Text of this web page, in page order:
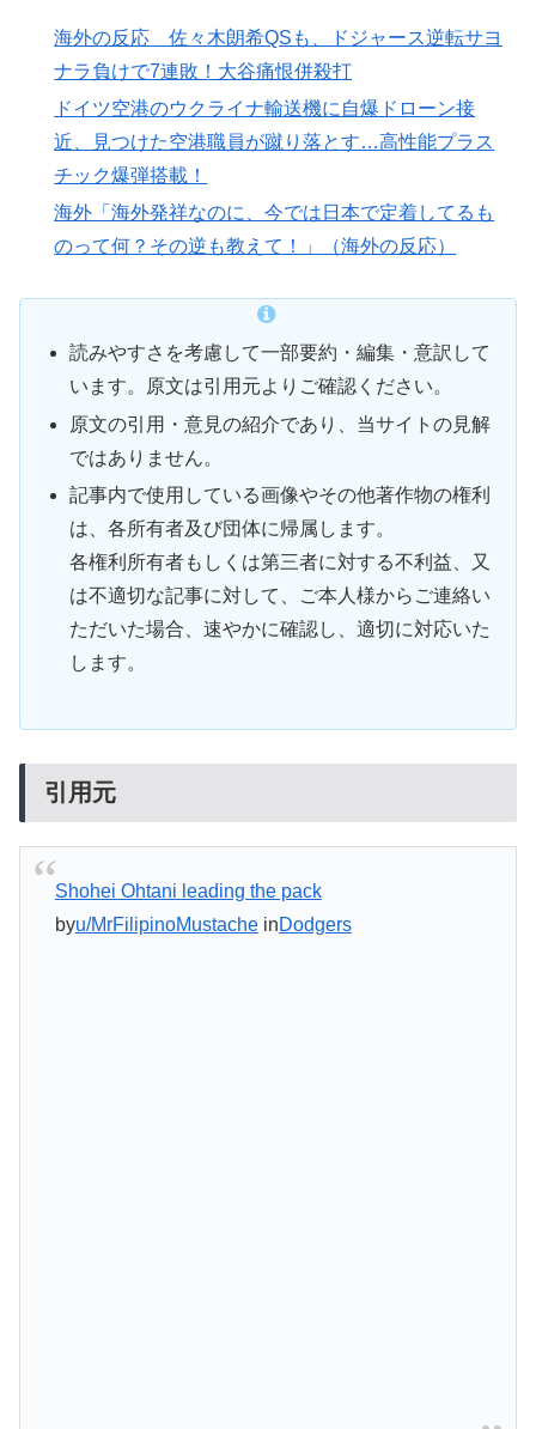
海外の反応 佐々木朗希QSも、ドジャース逆転サヨ
ナラ負けで7連敗！大谷痛恨併殺打
ドイツ空港のウクライナ輸送機に自爆ドローン接
近、見つけた空港職員が蹴り落とす…高性能プラス
チック爆弾搭載！
海外「海外発祥なのに、今では日本で定着してるも
のって何？その逆も教えて！」（海外の反応）
読みやすさを考慮して一部要約・編集・意訳して
います。原文は引用元よりご確認ください。
原文の引用・意見の紹介であり、当サイトの見解
ではありません。
記事内で使用している画像やその他著作物の権利
は、各所有者及び団体に帰属します。
各権利所有者もしくは第三者に対する不利益、又
は不適切な記事に対して、ご本人様からご連絡い
ただいた場合、速やかに確認し、適切に対応いた
します。
引用元
Shohei Ohtani leading the pack
byu/MrFilipinoMustacheinDodgers